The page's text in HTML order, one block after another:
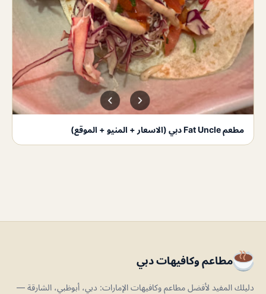
مطعم Fat Uncle دبي (الاسعار + المنيو + الموقع)
مطاعم وكافيهات دبي
دليلك المفيد لأفضل مطاعم وكافيهات الإمارات: دبي، أبوظبي، الشارقة —